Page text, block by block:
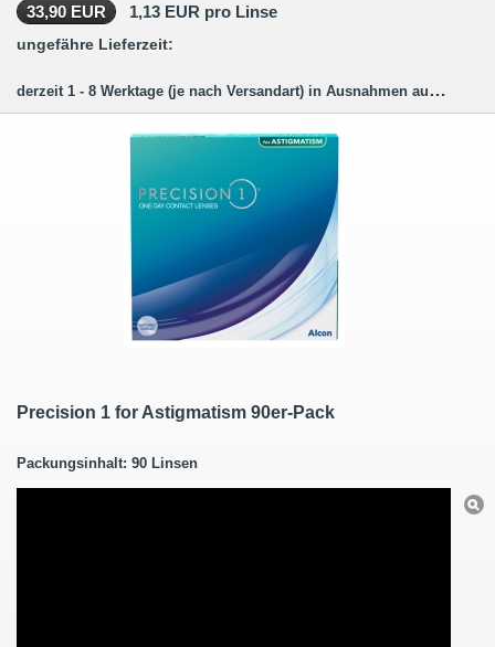
33,90 EUR 1,13 EUR pro Linse
ungefähre Lieferzeit:
derzeit 1 - 8 Werktage (je nach Versandart) in Ausnahmen auch länger.
Precision 1 for Astigmatism 90er-Pack
Packungsinhalt: 90 Linsen